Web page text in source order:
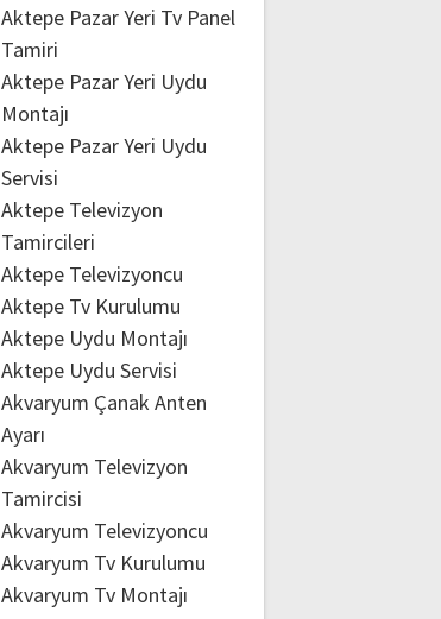
Aktepe Pazar Yeri Tv Panel
Tamiri
Aktepe Pazar Yeri Uydu
Montajı
Aktepe Pazar Yeri Uydu
Servisi
Aktepe Televizyon
Tamircileri
Aktepe Televizyoncu
Aktepe Tv Kurulumu
Aktepe Uydu Montajı
Aktepe Uydu Servisi
Akvaryum Çanak Anten
Ayarı
Akvaryum Televizyon
Tamircisi
Akvaryum Televizyoncu
Akvaryum Tv Kurulumu
Akvaryum Tv Montajı